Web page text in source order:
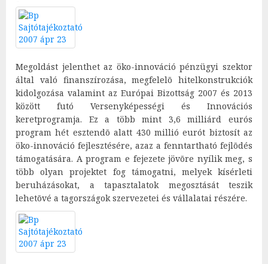
Megoldást jelenthet az öko-innováció pénzügyi szektor
által való finanszírozása, megfelelõ hitelkonstrukciók
kidolgozása valamint az Európai Bizottság 2007 és 2013
között futó Versenyképességi és Innovációs
keretprogramja. Ez a több mint 3,6 milliárd eurós
program hét esztendõ alatt 430 millió eurót biztosít az
öko-innováció fejlesztésére, azaz a fenntartható fejlõdés
támogatására. A program e fejezete jövõre nyílik meg, s
több olyan projektet fog támogatni, melyek kísérleti
beruházásokat, a tapasztalatok megosztását teszik
lehetõvé a tagországok szervezetei és vállalatai részére.